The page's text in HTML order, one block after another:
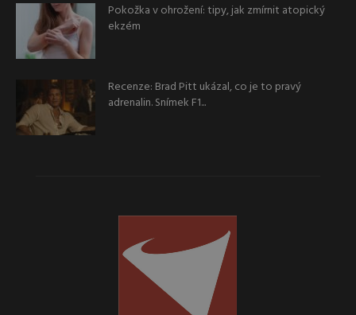
Pokožka v ohrožení: tipy, jak zmírnit atopický
ekzém
Recenze: Brad Pitt ukázal, co je to pravý
adrenalin. Snímek F1...